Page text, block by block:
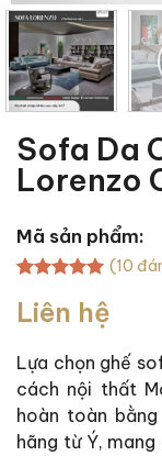
Sofa Da
Lorenzo
Mã sản phẩm:
dựa trên
đánh giá
(10
Liên hệ
Lựa chọn ghế
cách nội thất
hoàn toàn
hãng từ Ý,